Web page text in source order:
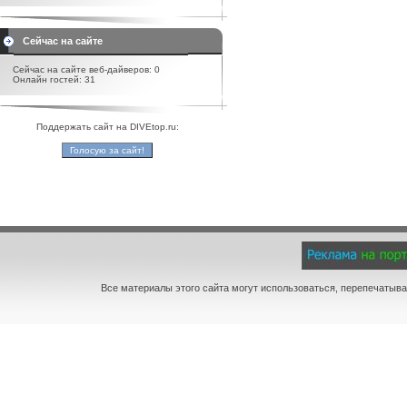
Сейчас на сайте
Сейчас на сайте веб-дайверов: 0
Онлайн гостей: 31
Поддержать сайт на DIVEtop.ru:
Все материалы этого сайта могут использоваться,